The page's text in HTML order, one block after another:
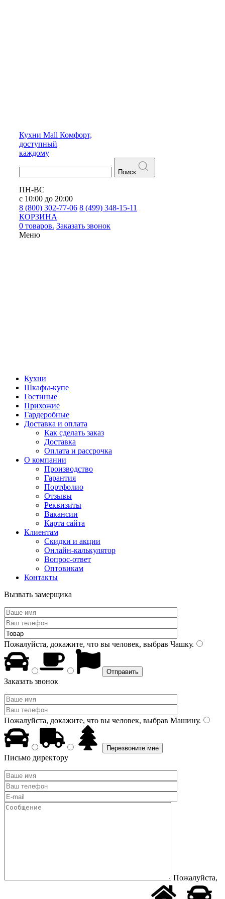
Кухни Mall Комфорт,
доступный
каждому
Поиск
ПН-ВС
с 10:00 до 20:00
8 (800) 302-77-06 8 (499) 348-15-11
КОРЗИНА
0 товаров. Заказать звонок
Меню
Кухни
Шкафы-купе
Гостиные
Прихожие
Гардеробные
Доставка и оплата
Как сделать заказ
Доставка
Оплата и рассрочка
О компании
Производство
Гарантия
Портфолио
Отзывы
Реквизиты
Вакансии
Карта сайта
Клиентам
Скидки и акции
Онлайн-калькулятор
Вопрос-ответ
Оптовикам
Контакты
Вызвать замерщика
Пожалуйста, докажите, что вы человек, выбрав Чашку.
Заказать звонок
Пожалуйста, докажите, что вы человек, выбрав Машину.
Письмо директору
Пожалуйста,